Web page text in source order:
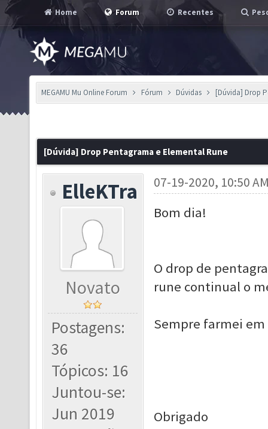
Home Forum Recentes
MEGAMU Mu Online Forum Fórum Dúvidas [Dúvida] Drop
[Dúvida] Drop Pentagrama e Elemental Rune
ElleKTra
Novato
Postagens:
36
Tópicos: 16
Juntou-se:
Jun 2019
07-19-2020, 10:50
Bom dia!
O drop de
rune continual o
Sempre farmei
Obrigado